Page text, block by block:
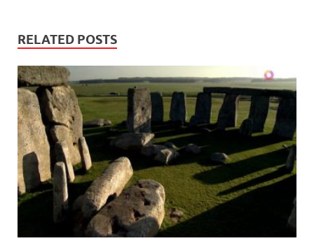
RELATED POSTS